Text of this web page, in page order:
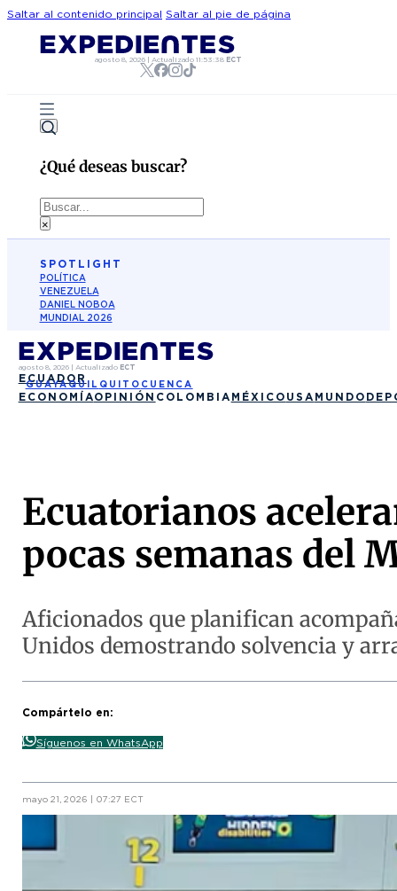
Saltar al contenido principal Saltar al pie de página
agosto 8, 2026 |Actualizado11:53:38 ECT
¿Qué deseas buscar?
Buscar
×
SPOTLIGHT
POLÍTICA
VENEZUELA
DANIEL NOBOA
MUNDIAL 2026
agosto 8, 2026| Actualizado ECT
ECUADOR
GUAYAQUIL QUITO CUENCA
ECONOMÍAOPINIÓN COLOMBIA MÉXICO USA MUNDO
Ecuatorianos
pocas semanas del
Aficionados que planifican
Unidos demostrando solvencia y
Compártelo en:
Síguenos en WhatsApp
mayo 21, 2026 | 07:27 ECT